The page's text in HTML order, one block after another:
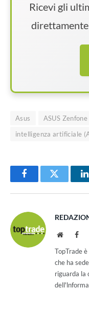
Ricevi gli
direttamente
Asus ASUS
intelligenza artificiale
FacebookTwitter
Website
TopTrade
che ha
riguarda la